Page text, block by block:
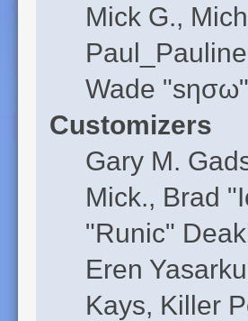
Mick G.,
Wade
Customizers
Gary M.
Mick., Brad
"Runic"
Eren
Kays, Killer